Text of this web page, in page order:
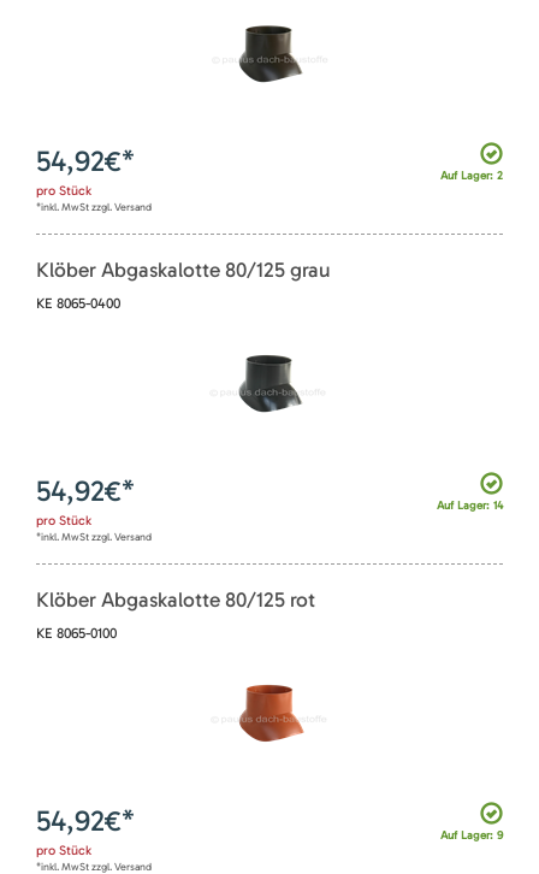
Auf Lager: 2
54,92€*
pro Stück
*inkl. MwSt zzgl. Versand
Klöber Abgaskalotte 80/125 grau
KE 8065-0400
Auf Lager: 14
54,92€*
pro Stück
*inkl. MwSt zzgl. Versand
Klöber Abgaskalotte 80/125 rot
KE 8065-0100
Auf Lager: 9
54,92€*
pro Stück
*inkl. MwSt zzgl. Versand